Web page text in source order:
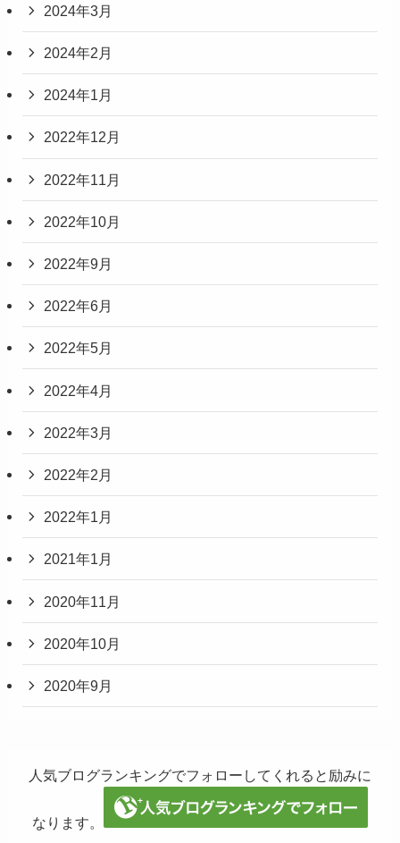
2024年3月
2024年2月
2024年1月
2022年12月
2022年11月
2022年10月
2022年9月
2022年6月
2022年5月
2022年4月
2022年3月
2022年2月
2022年1月
2021年1月
2020年11月
2020年10月
2020年9月
人気ブログランキングでフォローしてくれると励みに
なります。